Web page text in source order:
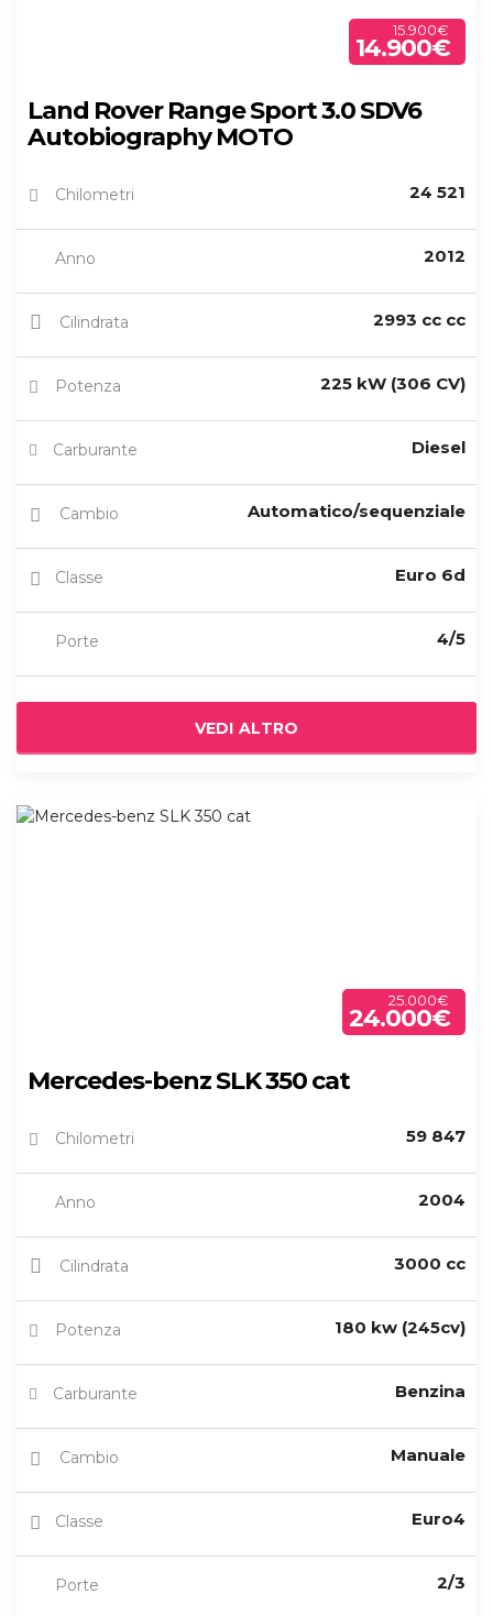
15.900€
14.900€
Land Rover Range Sport 3.0 SDV6
Autobiography MOTO
Chilometri 24 521
Anno 2012
Cilindrata 2993 cc cc
Potenza 225 kW (306 CV)
Carburante Diesel
Cambio Automatico/sequenziale
Classe Euro 6d
Porte 4/5
VEDI ALTRO
25.000€
24.000€
Mercedes-benz SLK 350 cat
Chilometri 59 847
Anno 2004
Cilindrata 3000 cc
Potenza 180 kw (245cv)
Carburante Benzina
Cambio Manuale
Classe Euro4
Porte 2/3